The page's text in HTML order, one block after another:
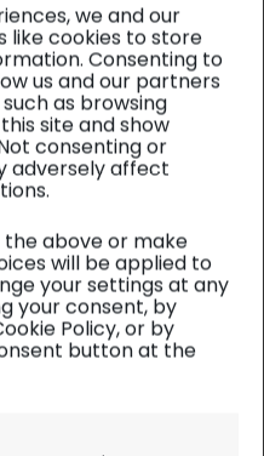
we and our
like cookies to store
Consenting to
us and our partners
as browsing
site and show
consenting or
adversely affect
above or make
will be applied to
your settings at any
your consent, by
Policy, or by
button at the